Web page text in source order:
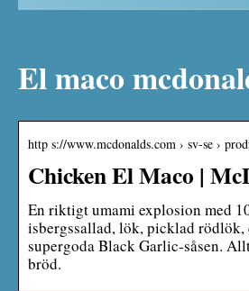
El maco
http s://www.mcdonalds.com › sv-se ›
Chicken El Maco |
En riktigt umami explosion med
isbergssallad, lök, picklad rödlök,
supergoda Black Garlic-såsen.
bröd.